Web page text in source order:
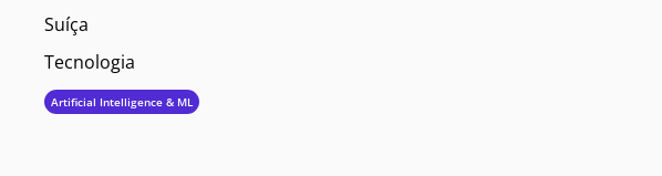
Suíça
Tecnologia
Artificial Intelligence & ML